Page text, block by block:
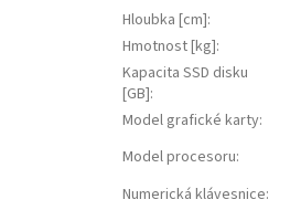
Hloubka [cm]:
Hmotnost [kg]:
Kapacita SSD disku
[GB]:
Model grafické karty:
Model procesoru:
Numerická klávesnice: